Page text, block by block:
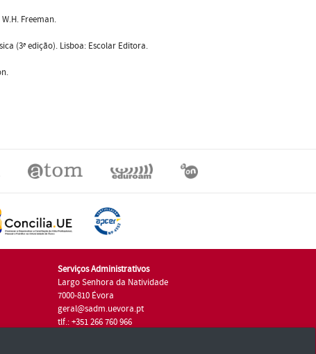
Freeman.
(3ª edição). Lisboa: Escolar Editora.
Serviços Administrativos
Largo Senhora da Natividade
7000-810 Évora
geral@sadm.uevora.pt
tlf.: +351 266 760 966